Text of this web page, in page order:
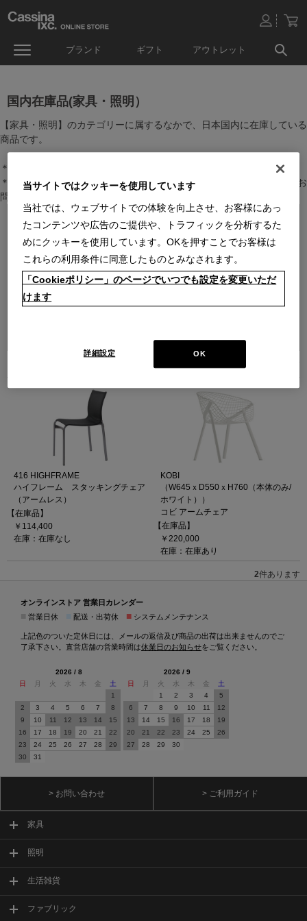
ブランド ギフト アウトレット
国内在庫品(家具・照明）
【家具・照明】のカテゴリーに属するなかで、日本国内に在庫している
商品です。
＊絞り込み機能で商品検索することができます。
＊全店舗で在庫を共有しておりますので、最新の在庫状況についてはお
問い合わせください。
416 HIGHFRAME
ハイフレーム スタッキングチェア
（アームレス）
【在庫品】
￥114,400
在庫：在庫なし
KOBI
（W645ｘD550ｘH760（本体のみ/
ホワイト））
コビ アームチェア
【在庫品】
￥220,000
在庫：在庫あり
2件あります
オンラインストア 営業日カレンダー
営業日休 配送・出荷休 ■ システムメンテナンス
上記色のついた定休日には、メールの返信及び商品の出荷は出来ませんのでご
了承下さい。直営店舗の営業時間は休業日のお知らせをご覧ください。
2026 / 8
日
月 火 水 木 金
土
1
2
3 4 5 6 7
8
9
10 11 12 13 14
15
16
17 18 19 20 21
22
23
24 25 26 27 28
29
30
31
2026 / 9
日
月 火 水 木 金
土
1
2 3 4
5
6
7 8 9 10 11
12
13
14 15 16 17 18
19
20
21 22 23 24 25
26
27
28 29 30
> お問い合わせ > ご利用ガイド
家具
照明
生活雑貨
ファブリック
当サイトではクッキーを使用しています
当社では、ウェブサイトでの体験を向上させ、お客様にあっ
たコンテンツや広告のご提供や、トラフィックを分析するた
めにクッキーを使用しています。OKを押すことでお客様は
これらの利用条件に同意したものとみなされます。
「Cookieポリシー」のページでいつでも設定を変更いただ
けます
OK
詳細設定